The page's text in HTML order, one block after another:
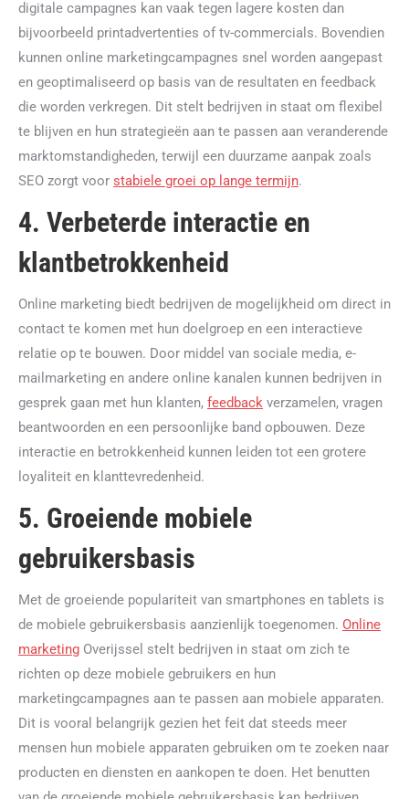
digitale campagnes kan vaak tegen lagere kosten dan
bijvoorbeeld printadvertenties of tv-commercials. Bovendien
kunnen online marketingcampagnes snel worden aangepast
en geoptimaliseerd op basis van de resultaten en feedback
die worden verkregen. Dit stelt bedrijven in staat om flexibel
te blijven en hun strategieën aan te passen aan veranderende
marktomstandigheden, terwijl een duurzame aanpak zoals
SEO zorgt voor stabiele groei op lange termijn.
4. Verbeterde interactie en
klantbetrokkenheid
Online marketing biedt bedrijven de mogelijkheid om direct in
contact te komen met hun doelgroep en een interactieve
relatie op te bouwen. Door middel van sociale media, e-
mailmarketing en andere online kanalen kunnen bedrijven in
gesprek gaan met hun klanten, feedback verzamelen, vragen
beantwoorden en een persoonlijke band opbouwen. Deze
interactie en betrokkenheid kunnen leiden tot een grotere
loyaliteit en klanttevredenheid.
5. Groeiende mobiele
gebruikersbasis
Met de groeiende populariteit van smartphones en tablets is
de mobiele gebruikersbasis aanzienlijk toegenomen. Online
marketing Overijssel stelt bedrijven in staat om zich te
richten op deze mobiele gebruikers en hun
marketingcampagnes aan te passen aan mobiele apparaten.
Dit is vooral belangrijk gezien het feit dat steeds meer
mensen hun mobiele apparaten gebruiken om te zoeken naar
producten en diensten en aankopen te doen. Het benutten